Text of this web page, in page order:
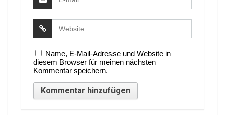
Name, E-Mail-Adresse und Website in
diesem Browser für meinen nächsten
Kommentar speichern.